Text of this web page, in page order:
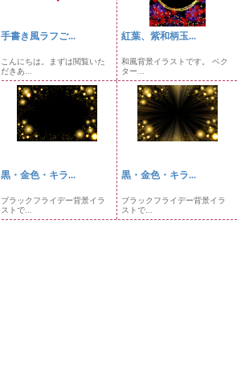
手書き風ラフご...
こんにちは。まずは閲覧いた
だきあ...
紅葉、紫和柄玉...
和風背景イラストです。 ベク
ター...
黒・金色・キラ...
ブラックフライデー背景イラ
ストで...
黒・金色・キラ...
ブラックフライデー背景イラ
ストで...